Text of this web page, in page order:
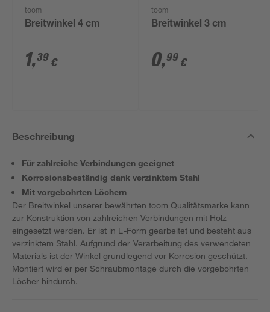
toom
Breitwinkel 4 cm
1,39 €
toom
Breitwinkel 3 cm
0,99 €
Beschreibung
Für zahlreiche Verbindungen geeignet
Korrosionsbeständig dank verzinktem Stahl
Mit vorgebohrten Löchern
Der Breitwinkel unserer bewährten toom Qualitätsmarke kann
zur Konstruktion von zahlreichen Verbindungen mit Holz
eingesetzt werden. Er ist in L-Form gearbeitet und besteht aus
verzinktem Stahl. Aufgrund der Verarbeitung des verwendeten
Materials ist der Winkel grundlegend vor Korrosion geschützt.
Montiert wird er per Schraubmontage durch die vorgebohrten
Löcher hindurch.